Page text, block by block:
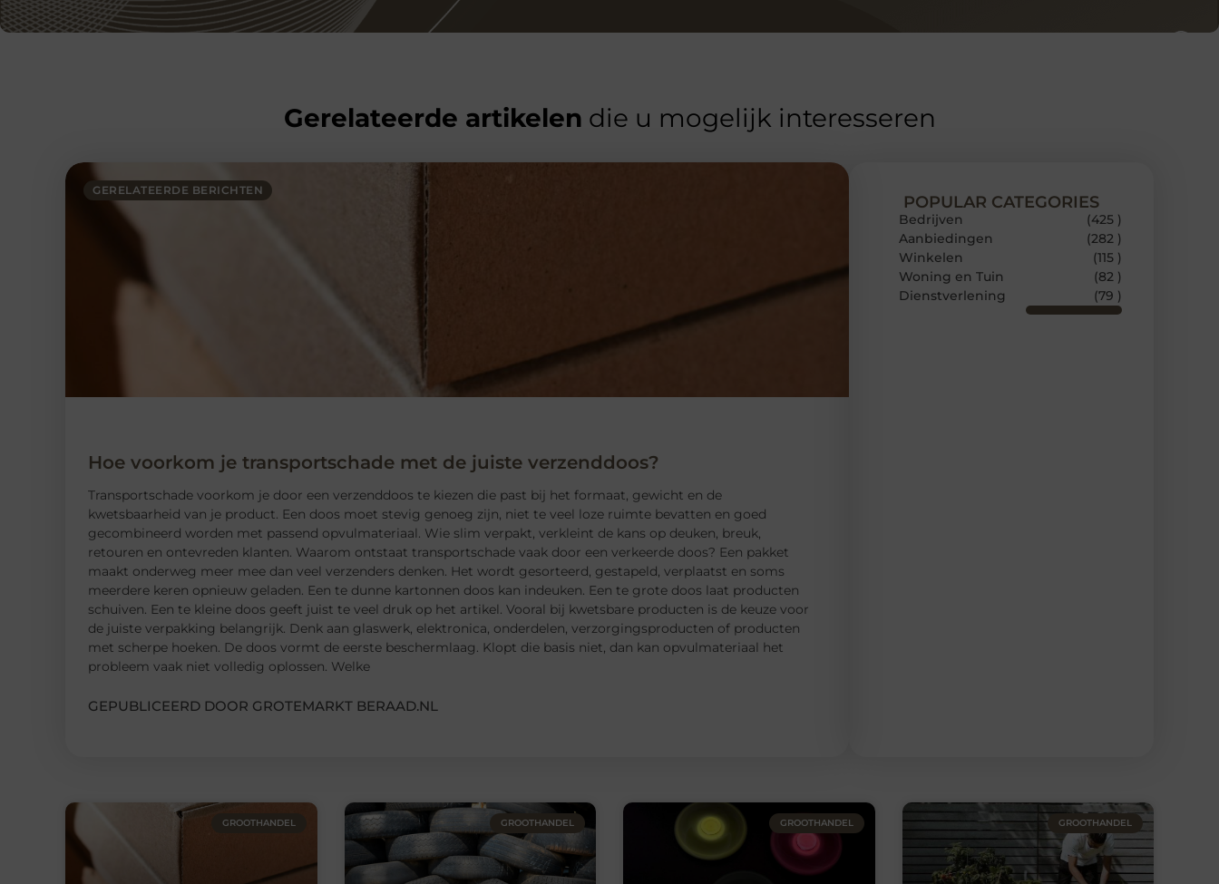
Gerelateerde artikelen die u mogelijk interesseren
GERELATEERDE BERICHTEN
Hoe voorkom je transportschade met de juiste verzenddoos?
Transportschade voorkom je door een verzenddoos te kiezen die past bij het formaat, gewicht en de
kwetsbaarheid van je product. Een doos moet stevig genoeg zijn, niet te veel loze ruimte bevatten en goed
gecombineerd worden met passend opvulmateriaal. Wie slim verpakt, verkleint de kans op deuken, breuk,
retouren en ontevreden klanten. Waarom ontstaat transportschade vaak door een verkeerde doos? Een pakket
maakt onderweg meer mee dan veel verzenders denken. Het wordt gesorteerd, gestapeld, verplaatst en soms
meerdere keren opnieuw geladen. Een te dunne kartonnen doos kan indeuken. Een te grote doos laat producten
schuiven. Een te kleine doos geeft juist te veel druk op het artikel. Vooral bij kwetsbare producten is de keuze voor
de juiste verpakking belangrijk. Denk aan glaswerk, elektronica, onderdelen, verzorgingsproducten of producten
met scherpe hoeken. De doos vormt de eerste beschermlaag. Klopt die basis niet, dan kan opvulmateriaal het
probleem vaak niet volledig oplossen. Welke
GEPUBLICEERD DOOR GROTEMARKT BERAAD.NL
POPULAR CATEGORIES
Bedrijven
(425 )
Aanbiedingen
(282 )
Winkelen
(115 )
Woning en Tuin
(82 )
Dienstverlening
(79 )
GROOTHANDEL GROOTHANDEL GROOTHANDEL GROOTHANDEL